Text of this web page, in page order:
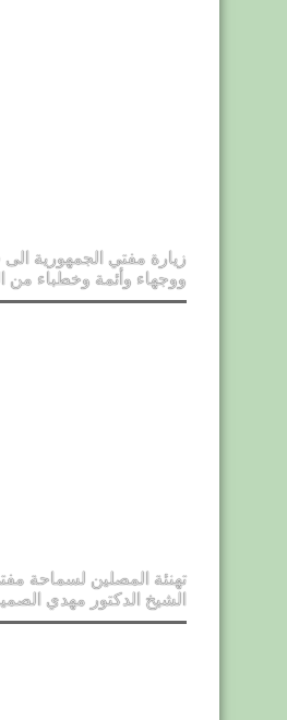
زيارة مفتي الجمهورية
ووجهاء وأئمة وخطباء من
تهنئة المصلين لسماحة
الشيخ الدكتور مهدي